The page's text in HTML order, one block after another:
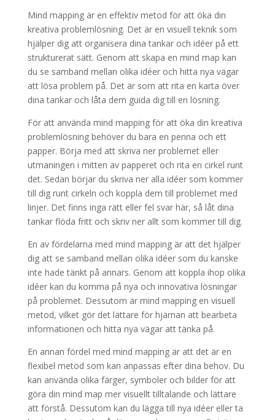
Mind mapping är en effektiv metod för att öka din
kreativa problemlösning. Det är en visuell teknik som
hjälper dig att organisera dina tankar och idéer på ett
strukturerat sätt. Genom att skapa en mind map kan
du se samband mellan olika idéer och hitta nya vägar
att lösa problem på. Det är som att rita en karta över
dina tankar och låta dem guida dig till en lösning.
För att använda mind mapping för att öka din kreativa
problemlösning behöver du bara en penna och ett
papper. Börja med att skriva ner problemet eller
utmaningen i mitten av papperet och rita en cirkel runt
det. Sedan börjar du skriva ner alla idéer som kommer
till dig runt cirkeln och koppla dem till problemet med
linjer. Det finns inga rätt eller fel svar här, så låt dina
tankar flöda fritt och skriv ner allt som kommer till dig.
En av fördelarna med mind mapping är att det hjälper
dig att se samband mellan olika idéer som du kanske
inte hade tänkt på annars. Genom att koppla ihop olika
idéer kan du komma på nya och innovativa lösningar
på problemet. Dessutom är mind mapping en visuell
metod, vilket gör det lättare för hjärnan att bearbeta
informationen och hitta nya vägar att tänka på.
En annan fördel med mind mapping är att det är en
flexibel metod som kan anpassas efter dina behov. Du
kan använda olika färger, symboler och bilder för att
göra din mind map mer visuellt tilltalande och lättare
att förstå. Dessutom kan du lägga till nya idéer eller ta